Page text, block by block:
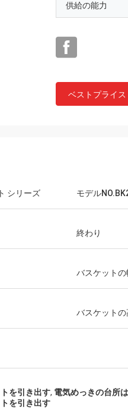
ESのunaのmuy
のañosのyaは、
buenaのcalidad yの
供給の能力
ベストプライス
シリーズ モデル
終わり
バスケットの
バスケットの
を引き出す, 電気めっきの台所
を引き出す